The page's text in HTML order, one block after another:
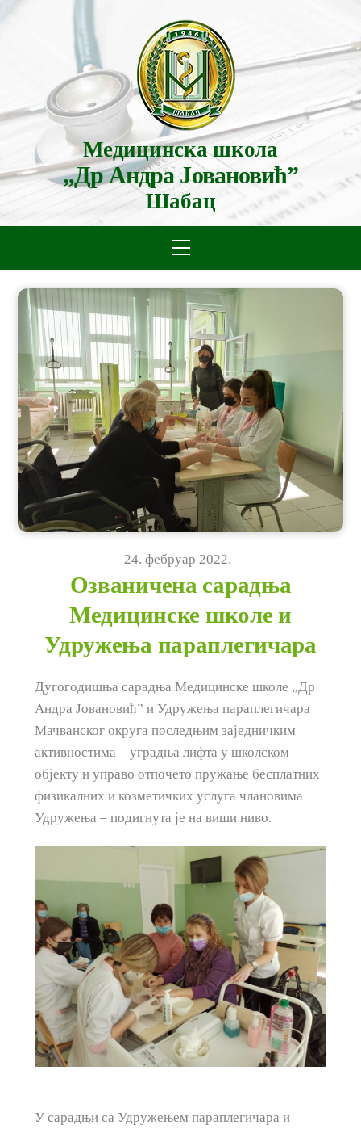
Медицинска школа
„Др Андра Јовановић”
Шабац
Menu
24.фебруар 2022.
Озваничена сарадња
Медицинске школе и
Удружења параплегичара
Дугогодишња сарадња Медицинске школе „Др
Андра Јовановић” и Удружења параплегичара
Мачванског округа последњим заједничким
активностима – уградња лифта у школском
објекту и управо отпочето пружање бесплатних
физикалних и козметичких услуга члановима
Удружења – подигнута је на виши ниво.
У сарадњи са Удружењем параплегичара и